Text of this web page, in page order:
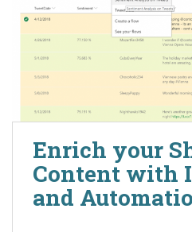
Enrich your
Content with
and